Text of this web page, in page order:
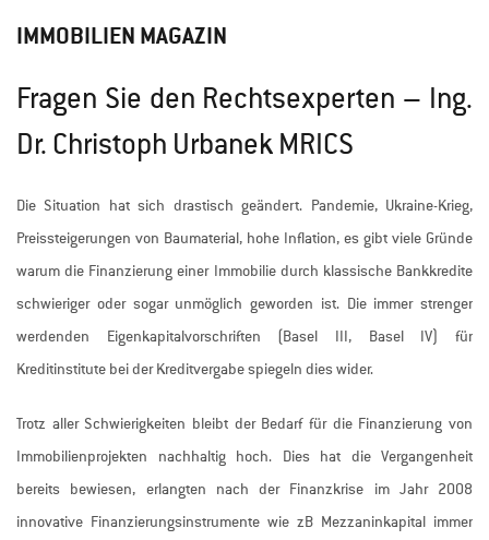
IMMOBILIEN MAGAZIN
Fragen Sie den Rechtsexperten – Ing.
Dr. Christoph Urbanek MRICS
Die Situation hat sich drastisch geändert. Pandemie, Ukraine-Krieg,
Preissteigerungen von Baumaterial, hohe Inflation, es gibt viele Gründe
warum die Finanzierung einer Immobilie durch klassische Bankkredite
schwieriger oder sogar unmöglich geworden ist. Die immer strenger
werdenden Eigenkapitalvorschriften (Basel III, Basel IV) für
Kreditinstitute bei der Kreditvergabe spiegeln dies wider.
Trotz aller Schwierigkeiten bleibt der Bedarf für die Finanzierung von
Immobilienprojekten nachhaltig hoch. Dies hat die Vergangenheit
bereits bewiesen, erlangten nach der Finanzkrise im Jahr 2008
innovative Finanzierungsinstrumente wie zB Mezzaninkapital immer